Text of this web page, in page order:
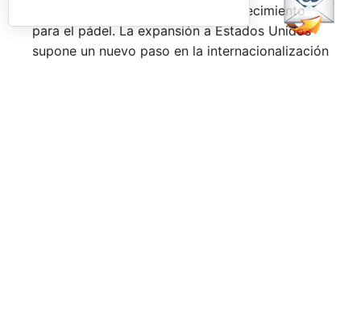
uno de los mercados con mayor crecimiento
para el pádel. La expansión a Estados Unidos
supone un nuevo paso en la internacionalización